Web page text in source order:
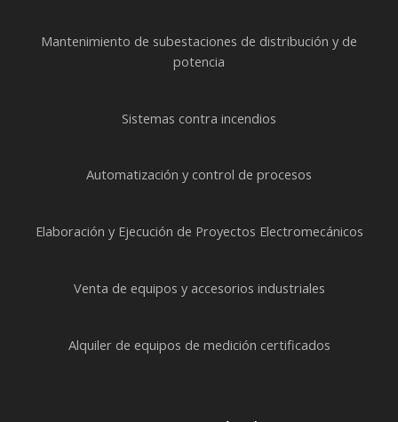
Mantenimiento de subestaciones de distribución y de
potencia
Sistemas contra incendios
Automatización y control de procesos
Elaboración y Ejecución de Proyectos Electromecánicos
Venta de equipos y accesorios industriales
Alquiler de equipos de medición certificados